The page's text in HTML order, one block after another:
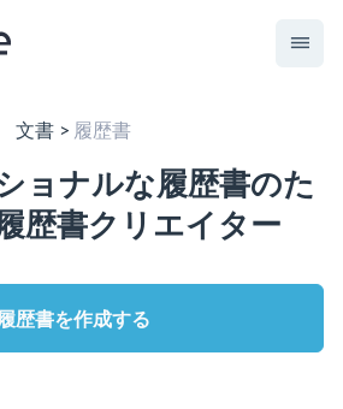
文書 履歴書
ョナルな履歴書のた
歴書クリエイター
履歴書を作成する